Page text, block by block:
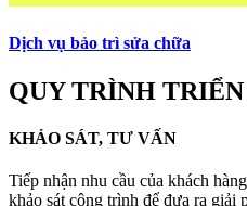
Dịch vụ bảo trì sửa chữa
QUY TRÌNH
KHẢO SÁT, TƯ VẤN
Tiếp nhận nhu cầu của khách
khảo sát công trình để đưa ra giải